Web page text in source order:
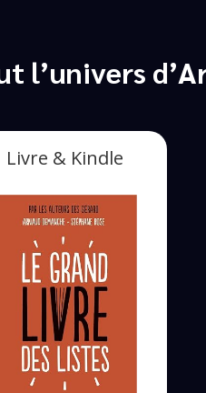
l’univers
Livre & Kindle